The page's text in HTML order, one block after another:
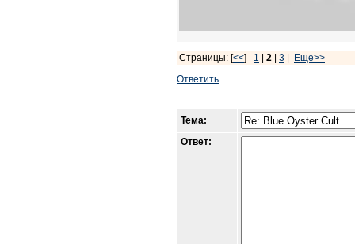
Страницы: [<<] 1 2 3
Еще>>
Ответить
Тема:
Ответ: